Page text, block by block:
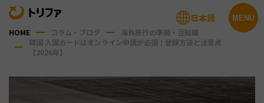
MENU
日本語
HOME コラム・ブログ
海外旅行の準備・豆知識
韓国 入国カードはオンライン申請が必須！登録方法と注意点
【2026年】